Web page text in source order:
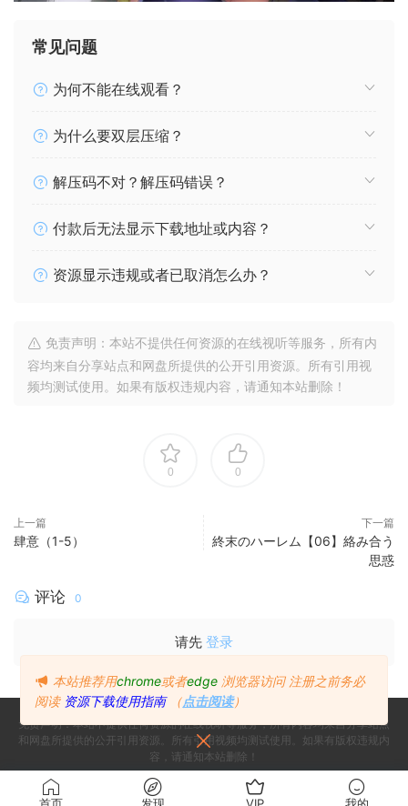
常见问题
为何不能在线观看？
为什么要双层压缩？
解压码不对？解压码错误？
付款后无法显示下载地址或内容？
资源显示违规或者已取消怎么办？
免责声明：本站不提供任何资源的在线视听等服务，所有内
容均来自分享站点和网盘所提供的公开引用资源。所有引用视
频均测试使用。如果有版权违规内容，请通知本站删除！
0 0
上一篇
肆意（1-5）
下一篇
終末のハーレム【06】絡み合う
思惑
评论 0
请先 登录
免责声明：本站不提供任何资源的在线视听等服务，所有内容均来自分享站点
和网盘所提供的公开引用资源。所有引用视频均测试使用。如果有版权违规内
容，请通知本站删除！
Copyright © 2024 Since 2024, Build with ♥ 萌番 - All rights reserved
本站推荐用chrome或者edge 浏览器访问 注册之前务必
阅读 资源下载使用指南 （点击阅读）